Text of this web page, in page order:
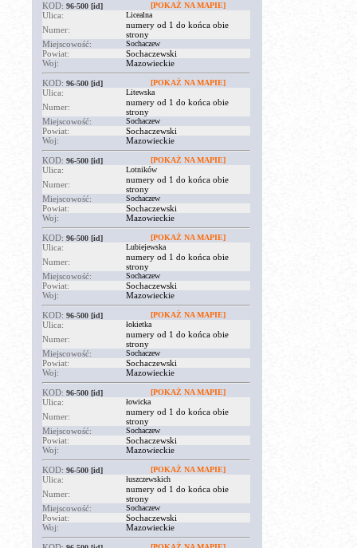
KOD: 96-500 [id] [POKAŻ NA MAPIE]
Ulica: Licealna
Numer:
numery od 1 do końca obie
strony
Miejscowość:
Sochaczew
Powiat:
Sochaczewski
Woj:
Mazowieckie
KOD: 96-500 [id] [POKAŻ NA MAPIE]
Ulica: Litewska
Numer:
numery od 1 do końca obie
strony
Miejscowość:
Sochaczew
Powiat:
Sochaczewski
Woj:
Mazowieckie
KOD: 96-500 [id] [POKAŻ NA MAPIE]
Ulica: Lotników
Numer:
numery od 1 do końca obie
strony
Miejscowość:
Sochaczew
Powiat:
Sochaczewski
Woj:
Mazowieckie
KOD: 96-500 [id] [POKAŻ NA MAPIE]
Ulica: Lubiejewska
Numer:
numery od 1 do końca obie
strony
Miejscowość:
Sochaczew
Powiat:
Sochaczewski
Woj:
Mazowieckie
KOD: 96-500 [id] [POKAŻ NA MAPIE]
Ulica: łokietka
Numer:
numery od 1 do końca obie
strony
Miejscowość:
Sochaczew
Powiat:
Sochaczewski
Woj:
Mazowieckie
KOD: 96-500 [id] [POKAŻ NA MAPIE]
Ulica: łowicka
Numer:
numery od 1 do końca obie
strony
Miejscowość:
Sochaczew
Powiat:
Sochaczewski
Woj:
Mazowieckie
KOD: 96-500 [id] [POKAŻ NA MAPIE]
Ulica: łuszczewskich
Numer:
numery od 1 do końca obie
strony
Miejscowość:
Sochaczew
Powiat:
Sochaczewski
Woj:
Mazowieckie